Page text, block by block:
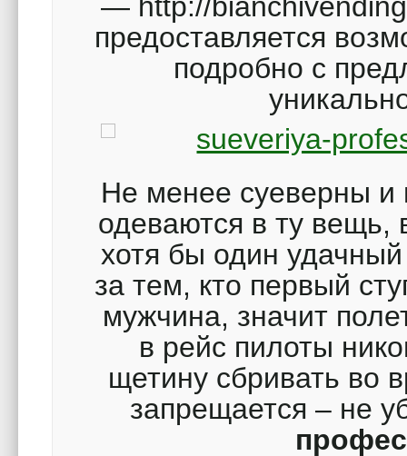
предоставляется
подробно с
Не менее суеверны и
одеваются в ту вещь,
хотя бы один
за тем, кто первый
мужчина, значит
в рейс пилоты
щетину сбривать во
запрещается – не